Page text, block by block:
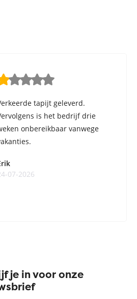
tapijt geleverd.
is het bedrijf drie
onbereikbaar vanwege
07-2026
je in voor onze